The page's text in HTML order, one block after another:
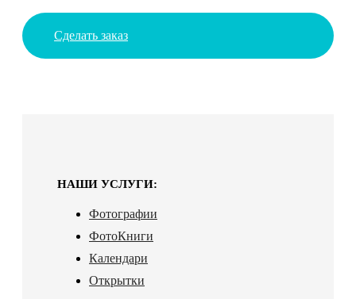
Сделать заказ
НАШИ УСЛУГИ:
Фотографии
ФотоКниги
Календари
Открытки